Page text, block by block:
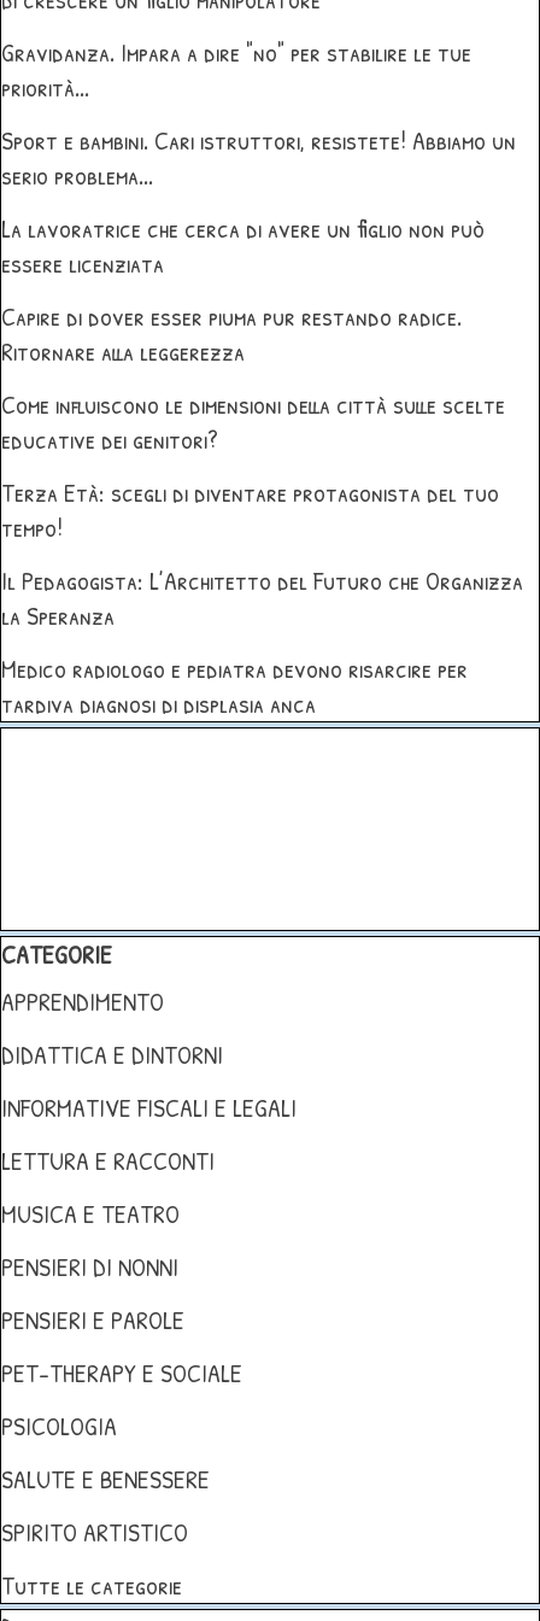
Gravidanza. Impara a dire "no" per stabilire le tue
priorità...
Sport e bambini. Cari istruttori, resistete! Abbiamo un
serio problema...
La lavoratrice che cerca di avere un figlio non può
essere licenziata
Capire di dover esser piuma pur restando radice.
Ritornare alla leggerezza
Come influiscono le dimensioni della città sulle scelte
educative dei genitori?
Terza Età: scegli di diventare protagonista del tuo
tempo!
Il Pedagogista: L’Architetto del Futuro che Organizza
la Speranza
Medico radiologo e pediatra devono risarcire per
tardiva diagnosi di displasia anca
Salta blocco CATEGORIE
CATEGORIE
APPRENDIMENTO
DIDATTICA E DINTORNI
INFORMATIVE FISCALI E LEGALI
LETTURA E RACCONTI
MUSICA E TEATRO
PENSIERI DI NONNI
PENSIERI E PAROLE
PET-THERAPY E SOCIALE
PSICOLOGIA
SALUTE E BENESSERE
SPIRITO ARTISTICO
Tutte le categorie